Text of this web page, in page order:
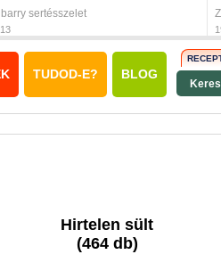
sertésszelet
TUDOD-E? BLOG
Hirtelen sült
(464 db)